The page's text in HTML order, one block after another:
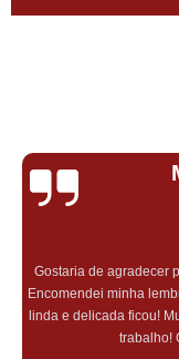
Gostaria de agradecer
Encomendei minha
linda e delicada ficou!
trabalho!